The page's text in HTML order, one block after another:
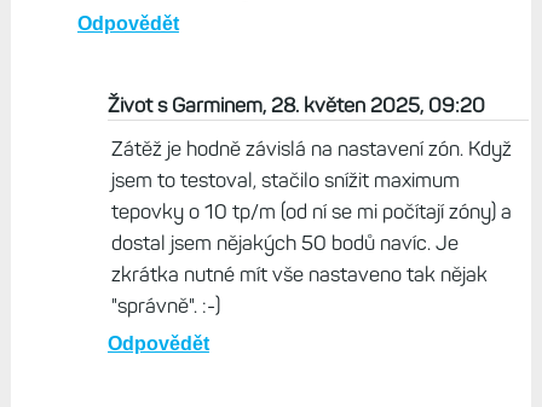
Odpovědět
Život s Garminem, 28. květen 2025, 09:20
Zátěž je hodně závislá na nastavení zón. Když
jsem to testoval, stačilo snížit maximum
tepovky o 10 tp/m (od ní se mi počítají zóny) a
dostal jsem nějakých 50 bodů navíc. Je
zkrátka nutné mít vše nastaveno tak nějak
"správně". :-)
Odpovědět